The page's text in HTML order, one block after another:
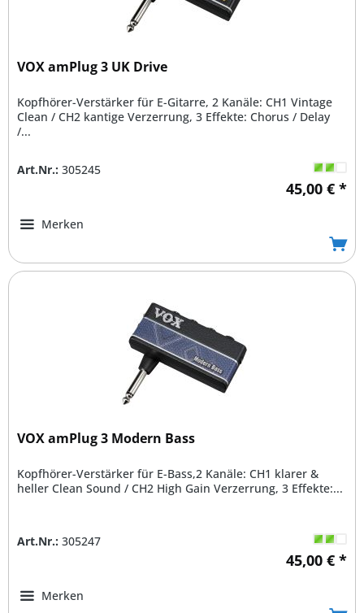
VOX amPlug 3 UK Drive
Kopfhörer-Verstärker für E-Gitarre, 2 Kanäle: CH1 Vintage
Clean / CH2 kantige Verzerrung, 3 Effekte: Chorus / Delay
/...
Art.Nr.: 305245
45,00 € *
Merken
VOX amPlug 3 Modern Bass
Kopfhörer-Verstärker für E-Bass,2 Kanäle: CH1 klarer &
heller Clean Sound / CH2 High Gain Verzerrung, 3 Effekte:...
Art.Nr.: 305247
45,00 € *
Merken